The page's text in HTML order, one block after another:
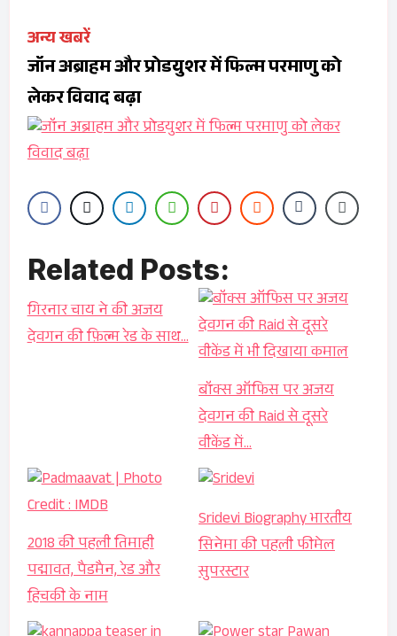
अन्य खबरें
जॉन अब्राहम और प्रोडयुशर में फिल्म परमाणु को
लेकर विवाद बढ़ा
Related Posts:
गिरनार चाय ने की अजय
देवगन की फ़िल्म रेड के साथ…
बॉक्स ऑफिस पर अजय
देवगन की Raid से दूसरे
वीकेंड में…
2018 की पहली तिमाही
पद्मावत, पैडमैन, रेड और
हिचकी के नाम
Sridevi Biography भारतीय
सिनेमा की पहली फीमेल
सुपरस्टार